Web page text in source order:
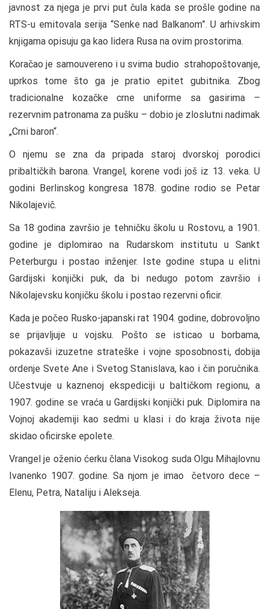
javnost za njega je prvi put čula kada se prošle godine na
RTS-u emitovala serija “Senke nad Balkanom”. U arhivskim
knjigama opisuju ga kao lidera Rusa na ovim prostorima.
Koračao je samouvereno i u svima budio strahopoštovanje,
uprkos tome što ga je pratio epitet gubitnika. Zbog
tradicionalne kozačke crne uniforme sa gasirima –
rezervnim patronama za pušku – dobio je zloslutni nadimak
„Crni baron“.
O njemu se zna da pripada staroj dvorskoj porodici
pribaltičkih barona. Vrangel, korene vodi još iz 13. veka. U
godini Berlinskog kongresa 1878. godine rodio se Petar
Nikolajevič.
Sa 18 godina završio je tehničku školu u Rostovu, a 1901.
godine je diplomirao na Rudarskom institutu u Sankt
Peterburgu i postao inženjer. Iste godine stupa u elitni
Gardijski konjički puk, da bi nedugo potom završio i
Nikolajevsku konjičku školu i postao rezervni oficir.
Kada je počeo Rusko-japanski rat 1904. godine, dobrovoljno
se prijavljuje u vojsku. Pošto se isticao u borbama,
pokazavši izuzetne strateške i vojne sposobnosti, dobija
ordenje Svete Ane i Svetog Stanislava, kao i čin poručnika.
Učestvuje u kaznenoj ekspediciji u baltičkom regionu, a
1907. godine se vraća u Gardijski konjički puk. Diplomira na
Vojnoj akademiji kao sedmi u klasi i do kraja života nije
skidao oficirske epolete.
Vrangel je oženio ćerku člana Visokog suda Olgu Mihajlovnu
Ivanenko 1907. godine. Sa njom je imao četvoro dece –
Elenu, Petra, Nataliju i Alekseja.